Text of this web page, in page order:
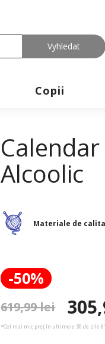
Copii
Alcoolic
Materiale de
-50%
619,99 lei
*Cel mai mic preț în ultimele 30 de zile